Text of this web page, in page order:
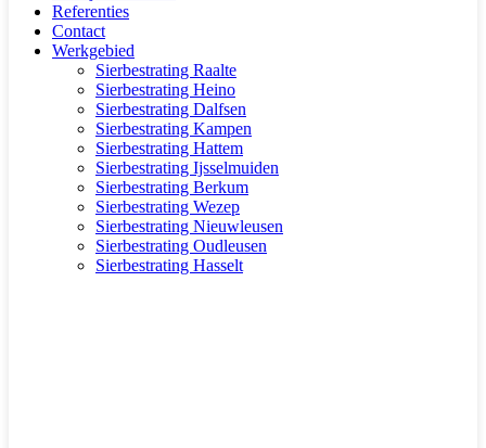
Referenties
Contact
Werkgebied
Sierbestrating Raalte
Sierbestrating Heino
Sierbestrating Dalfsen
Sierbestrating Kampen
Sierbestrating Hattem
Sierbestrating Ijsselmuiden
Sierbestrating Berkum
Sierbestrating Wezep
Sierbestrating Nieuwleusen
Sierbestrating Oudleusen
Sierbestrating Hasselt